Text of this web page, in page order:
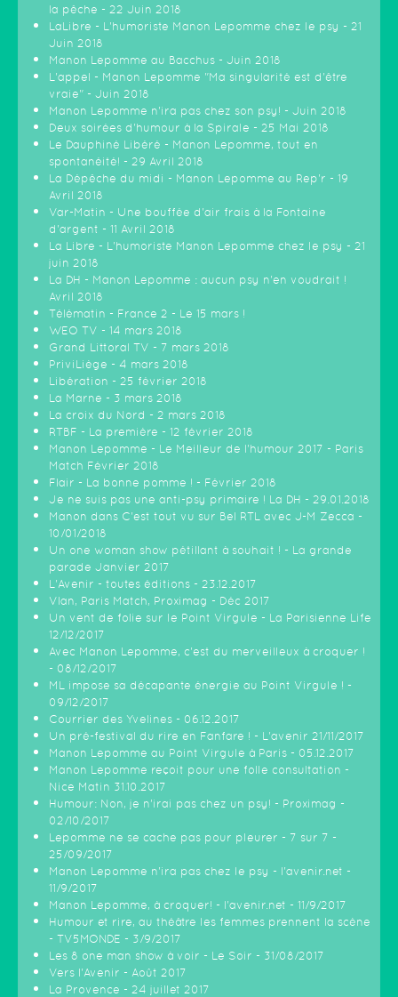
la pêche - 22 Juin 2018
LaLibre - L'humoriste Manon Lepomme chez le psy - 21
Juin 2018
Manon Lepomme au Bacchus - Juin 2018
L'appel - Manon Lepomme "Ma singularité est d'être
vraie" - Juin 2018
Manon Lepomme n'ira pas chez son psy! - Juin 2018
Deux soirées d'humour à la Spirale - 25 Mai 2018
Le Dauphiné Libéré - Manon Lepomme, tout en
spontanéité! - 29 Avril 2018
La Dépêche du midi - Manon Lepomme au Rep'r - 19
Avril 2018
Var-Matin - Une bouffée d'air frais à la Fontaine
d'argent - 11 Avril 2018
La Libre - L'humoriste Manon Lepomme chez le psy - 21
juin 2018
La DH - Manon Lepomme : aucun psy n'en voudrait !
Avril 2018
Télématin - France 2 - Le 15 mars !
WEO TV - 14 mars 2018
Grand Littoral TV - 7 mars 2018
PriviLiège - 4 mars 2018
Libération - 25 février 2018
La Marne - 3 mars 2018
La croix du Nord - 2 mars 2018
RTBF - La première - 12 février 2018
Manon Lepomme - Le Meilleur de l'humour 2017 - Paris
Match Février 2018
Flair - La bonne pomme ! - Février 2018
Je ne suis pas une anti-psy primaire ! La DH - 29.01.2018
Manon dans C'est tout vu sur Bel RTL avec J-M Zecca -
10/01/2018
Un one woman show pétillant à souhait ! - La grande
parade Janvier 2017
L'Avenir - toutes éditions - 23.12.2017
Vlan, Paris Match, Proximag - Déc 2017
Un vent de folie sur le Point Virgule - La Parisienne Life
12/12/2017
Avec Manon Lepomme, c'est du merveilleux à croquer !
- 08/12/2017
ML impose sa décapante énergie au Point Virgule ! -
09/12/2017
Courrier des Yvelines - 06.12.2017
Un pré-festival du rire en Fanfare ! - L'avenir 21/11/2017
Manon Lepomme au Point Virgule à Paris - 05.12.2017
Manon Lepomme reçoit pour une folle consultation -
Nice Matin 31.10.2017
Humour: Non, je n’irai pas chez un psy! - Proximag -
02/10/2017
Lepomme ne se cache pas pour pleurer - 7 sur 7 -
25/09/2017
Manon Lepomme n'ira pas chez le psy - l'avenir.net -
11/9/2017
Manon Lepomme, à croquer! - l'avenir.net - 11/9/2017
Humour et rire, au théâtre les femmes prennent la scène
- TV5MONDE - 3/9/2017
Les 8 one man show à voir - Le Soir - 31/08/2017
Vers l'Avenir - Août 2017
La Provence - 24 juillet 2017